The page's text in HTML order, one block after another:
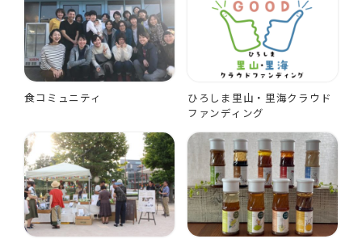
食コミュニティ
ひろしま里山・里海クラウド
ファンディング